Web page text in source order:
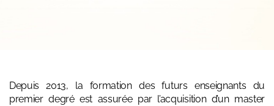
Depuis 2013, la formation des futurs enseignants du
premier degré est assurée par l’acquisition d’un master